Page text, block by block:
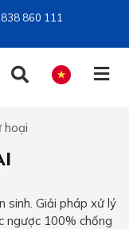
860 111
hoại
sinh. Giải pháp xử lý
ngược 100% chống